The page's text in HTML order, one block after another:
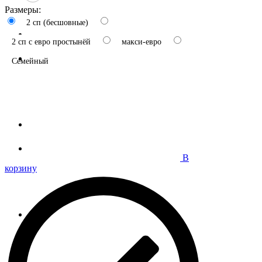
Размеры:
2 сп (бесшовные)
2 сп с евро простынёй макси-евро
Семейный
В
корзину